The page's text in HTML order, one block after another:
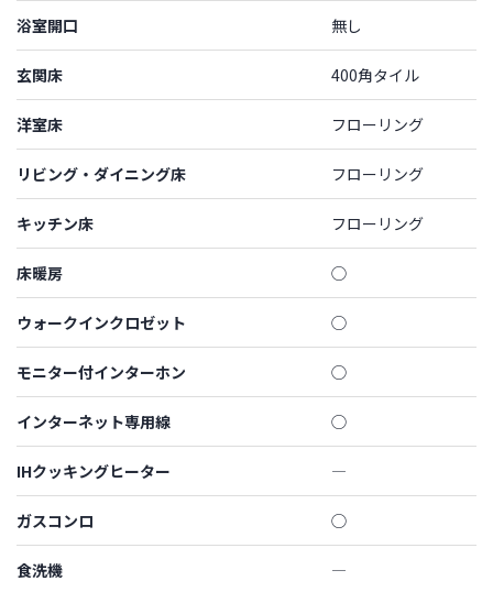
浴室開口 無し
玄関床 400角タイル
洋室床 フローリング
リビング・ダイニング床 フローリング
キッチン床 フローリング
床暖房 ◯
ウォークインクロゼット ◯
モニター付インターホン ◯
インターネット専用線 ◯
IHクッキングヒーター ―
ガスコンロ ◯
食洗機 ―